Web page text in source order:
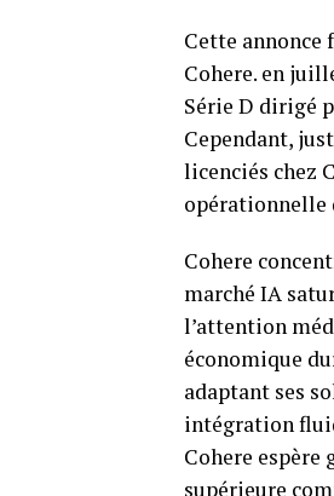
Cette annonce
Cohere. en
Série D dirigé
Cependant,
licenciés chez
opérationnelle
Cohere
marché IA
l’attention
économique
adaptant ses
intégration
Cohere espère
supérieure